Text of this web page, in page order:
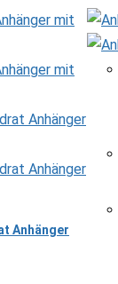
Anhänger